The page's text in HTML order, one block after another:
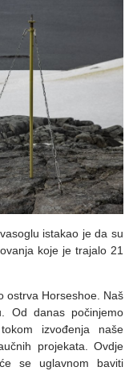
istakao je da su
koje je trajalo 21
ostrva Horseshoe. Naš
Od danas počinjemo
izvođenja naše
projekata. Ovdje
se uglavnom baviti